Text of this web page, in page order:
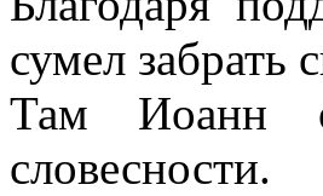
сумел забрать
Там Иоанн
словесности.